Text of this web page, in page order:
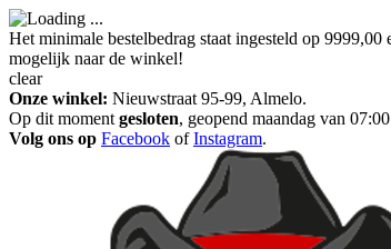
Het minimale bestelbedrag staat ingesteld op
mogelijk naar de winkel!
clear
Onze winkel: Nieuwstraat 95-99, Almelo.
Op dit moment gesloten, geopend maandag van
Volg ons op Facebook ofInstagram.